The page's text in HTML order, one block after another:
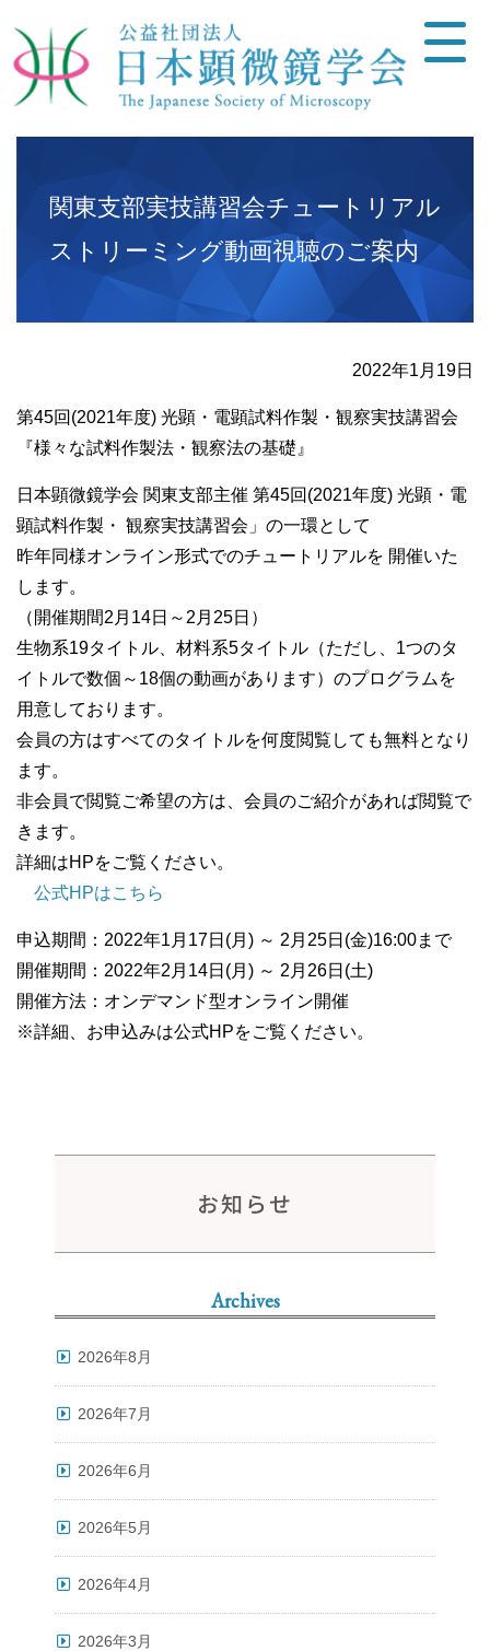
関東支部実技講習会チュートリアル
ストリーミング動画視聴のご案内
2022年1月19日
第45回(2021年度) 光顕・電顕試料作製・観察実技講習会
『様々な試料作製法・観察法の基礎』
日本顕微鏡学会 関東支部主催 第45回(2021年度) 光顕・電
顕試料作製・ 観察実技講習会」の一環として
昨年同様オンライン形式でのチュートリアルを 開催いた
します。
（開催期間2月14日～2月25日）
生物系19タイトル、材料系5タイトル（ただし、1つのタ
イトルで数個～18個の動画があります）のプログラムを
用意しております。
会員の方はすべてのタイトルを何度閲覧しても無料となり
ます。
非会員で閲覧ご希望の方は、会員のご紹介があれば閲覧で
きます。
詳細はHPをご覧ください。
公式HPはこちら
申込期間：2022年1月17日(月) ～ 2月25日(金)16:00まで
開催期間：2022年2月14日(月) ～ 2月26日(土)
開催方法：オンデマンド型オンライン開催
※詳細、お申込みは公式HPをご覧ください。
お知らせ
Archives
2026年8月
2026年7月
2026年6月
2026年5月
2026年4月
2026年3月